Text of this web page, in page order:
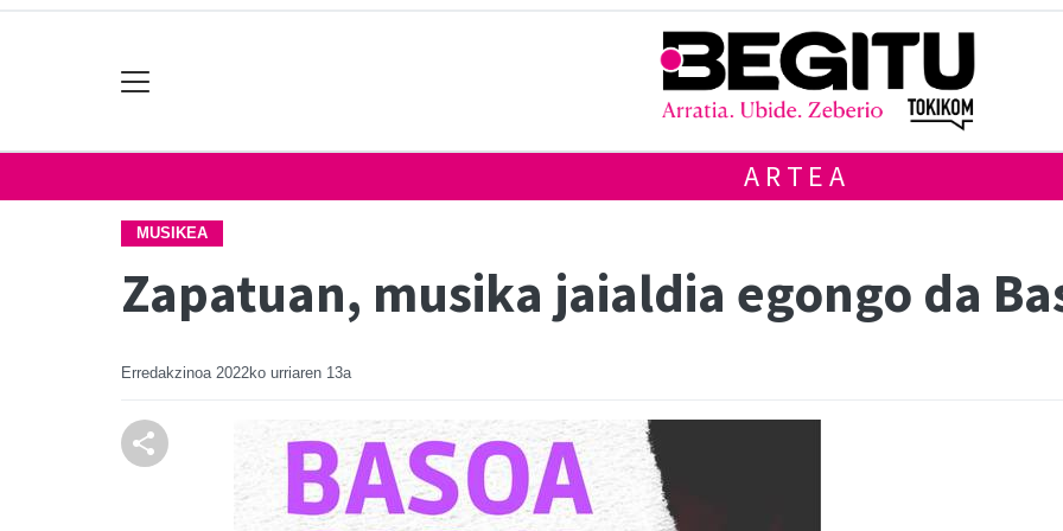
ARTEA
MUSIKEA
Zapatuan, musika jaialdia egongo da
Erredakzinoa 2022ko urriaren 13a